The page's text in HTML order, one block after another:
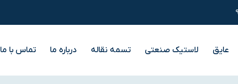
عایق لاستیک صنعتی تسمه نقاله درباره ما تماس با ما